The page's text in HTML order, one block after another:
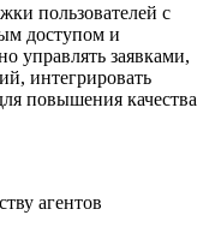
пользователей с
доступом и
управлять заявками,
интегрировать
повышения качества
агентов